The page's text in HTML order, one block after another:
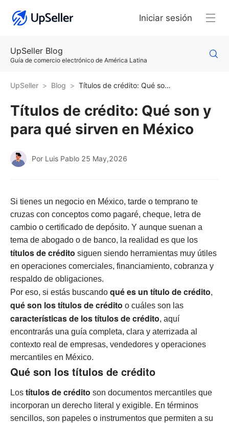
Iniciar sesión
UpSeller Blog
Guía de comercio electrónico de América Latina
UpSeller Blog Títulos de crédito: Qué son y para qué sirven en México
Títulos de crédito: Qué son y
para qué sirven en México
Por Luis Pablo 25 May,2026
Si tienes un negocio en México, tarde o temprano te
cruzas con conceptos como pagaré, cheque, letra de
cambio o certificado de depósito. Y aunque suenan a
tema de abogado o de banco, la realidad es que los
títulos de crédito siguen siendo herramientas muy útiles
en operaciones comerciales, financiamiento, cobranza y
respaldo de obligaciones.
Por eso, si estás buscando qué es un título de crédito,
qué son los títulos de crédito o cuáles son las
características de los títulos de crédito, aquí
encontrarás una guía completa, clara y aterrizada al
contexto real de empresas, vendedores y operaciones
mercantiles en México.
Qué son los títulos de crédito
Los títulos de crédito son documentos mercantiles que
incorporan un derecho literal y exigible. En términos
sencillos, son papeles o instrumentos que permiten a su